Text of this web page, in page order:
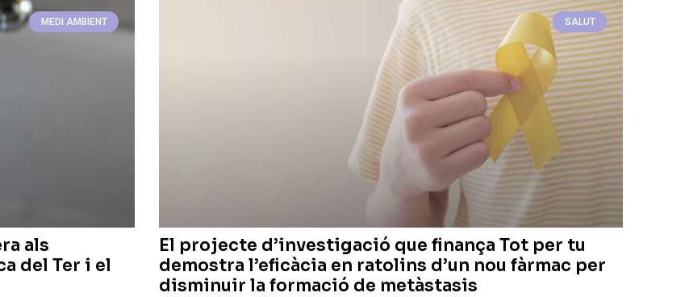
MEDI AMBIENT
als
del Ter i el
SALUT
El projecte d’investigació que finança Tot per tu
demostra l’eficàcia en ratolins d’un nou fàrmac per
disminuir la formació de metàstasis